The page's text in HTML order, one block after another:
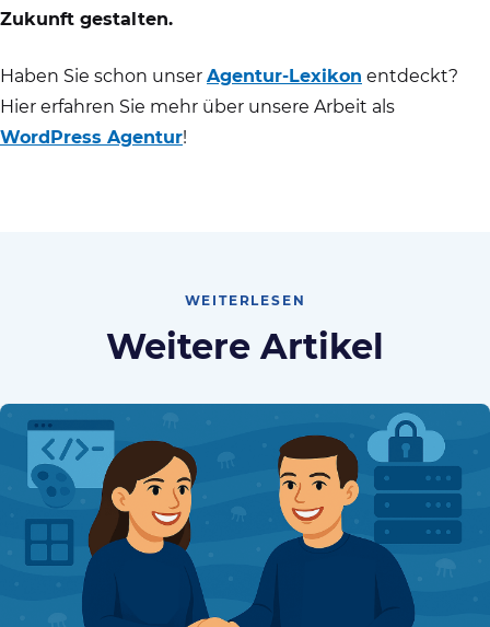
Zukunft gestalten.
Haben Sie schon unser Agentur-Lexikon entdeckt?
Hier erfahren Sie mehr über unsere Arbeit als
WordPress Agentur!
WEITERLESEN
Weitere Artikel